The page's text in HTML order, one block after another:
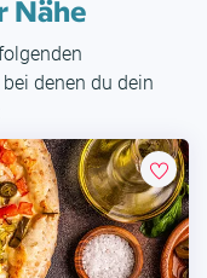
Nähe
denen du dein